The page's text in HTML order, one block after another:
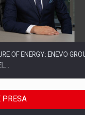
OF ENERGY: ENEVO
PRESA